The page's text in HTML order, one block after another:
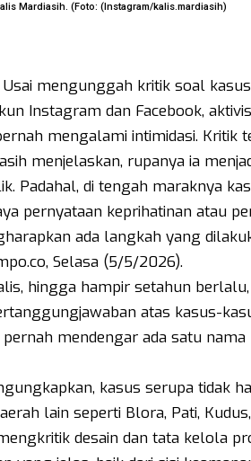
Mardiasih. (Foto: (Instagram/kalis.mardiasih)
mengunggah kritik soal
Instagram dan Facebook,
mengalami intimidasi. Kritik
menjelaskan, rupanya ia
Padahal, di tengah maraknya
pernyataan keprihatinan atau
ada langkah yang
Selasa (5/5/2026).
hingga hampir setahun
atas kasus-
pernah mendengar ada satu
kasus serupa tidak
lain seperti Blora, Pati,
desain dan tata kelola